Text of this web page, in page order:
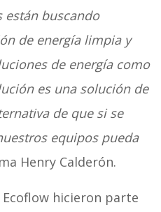
están buscando
de energía limpia y
de energía como
es una solución de
de que si se
equipos pueda
Henry Calderón.
Ecoflow hicieron parte